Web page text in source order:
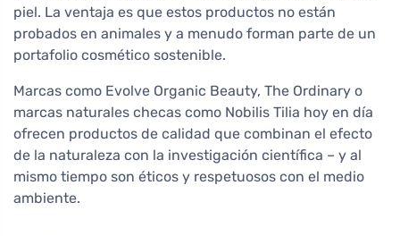
piel. La ventaja es que estos productos no están
probados en animales y a menudo forman parte de un
portafolio cosmético sostenible.
Marcas como Evolve Organic Beauty, The Ordinary o
marcas naturales checas como Nobilis Tilia hoy en día
ofrecen productos de calidad que combinan el efecto
de la naturaleza con la investigación científica – y al
mismo tiempo son éticos y respetuosos con el medio
ambiente.